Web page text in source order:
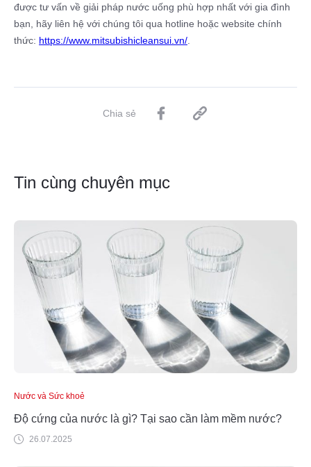
được tư vấn về giải pháp nước uống phù hợp nhất với gia đình
bạn, hãy liên hệ với chúng tôi qua hotline hoặc website chính
thức: https://www.mitsubishicleansui.vn/
Chia sẻ
Tin cùng chuyên mục
Nước và Sức khoẻ
Độ cứng của nước là gì? Tại sao cần làm mềm nước?
26.07.2025